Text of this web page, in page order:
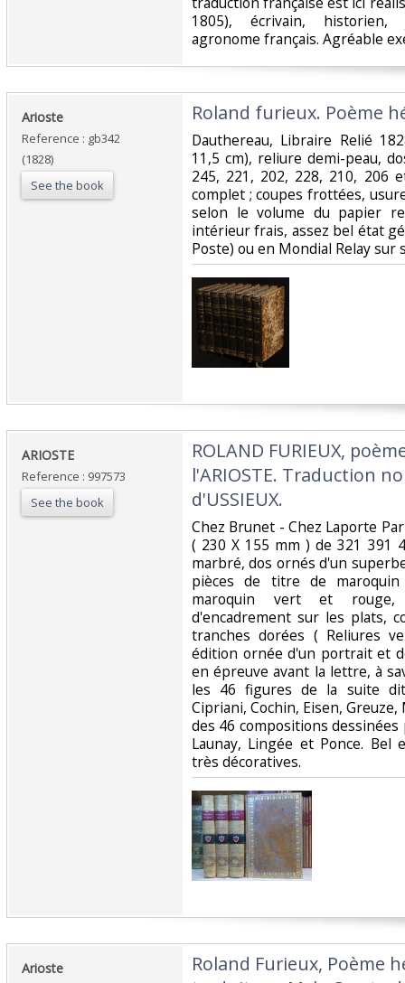
1805), écrivain,
agronome français. Agréable
‎Arioste‎
Reference : gb342
(1828)
See the book
‎Roland furieux. Poème
‎Dauthereau, Libraire Relié
11,5 cm), reliure demi-peau,
245, 221, 202, 228, 210, 206
complet ; coupes frottées,
selon le volume du papier
intérieur frais, assez bel état
Poste) ou en Mondial Relay sur
‎ARIOSTE‎
Reference : 997573
See the book
‎ROLAND FURIEUX,
l'ARIOSTE. Traduction
d'USSIEUX.‎
‎Chez Brunet - Chez Laporte
( 230 X 155 mm ) de 321 391
marbré, dos ornés d'un
pièces de titre de
maroquin vert et rouge,
d'encadrement sur les plats,
tranches dorées ( Reliures
édition ornée d'un portrait et
en épreuve avant la lettre, à
les 46 figures de la suite
Cipriani, Cochin, Eisen,
des 46 compositions
Launay, Lingée et Ponce. Bel
très décoratives.‎
‎Arioste‎
‎Roland Furieux, Poème